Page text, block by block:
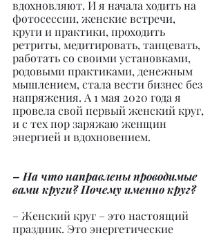
вдохновляют. И я начала ходить на
фотосессии, женские встречи,
круги и практики, проходить
ретриты, медитировать, танцевать,
работать со своими установками,
родовыми практиками, денежным
мышлением, стала вести бизнес без
напряжения. А 1 мая 2020 года я
провела свой первый женский круг,
и с тех пор заряжаю женщин
энергией и вдохновением.
– На что направлены проводимые
вами круги? Почему именно круг?
– Женский круг – это настоящий
праздник. Это энергетические